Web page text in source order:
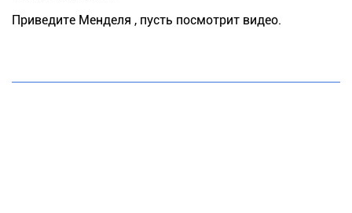
Приведите Менделя , пусть посмотрит видео.